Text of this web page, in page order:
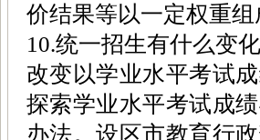
价结果等以一定权重
10.统一招生有什么变
改变以学业水平考试
探索学业水平考试成
办法。设区市教育行